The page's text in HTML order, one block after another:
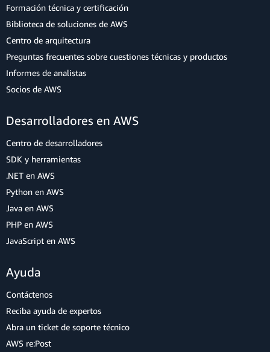
Formación técnica y certificación
Biblioteca de soluciones de AWS
Centro de arquitectura
Preguntas frecuentes sobre cuestiones técnicas y productos
Informes de analistas
Socios de AWS
Desarrolladores en AWS
Centro de desarrolladores
SDK y herramientas
.NET en AWS
Python en AWS
Java en AWS
PHP en AWS
JavaScript en AWS
Ayuda
Contáctenos
Reciba ayuda de expertos
Abra un ticket de soporte técnico
AWS re:Post